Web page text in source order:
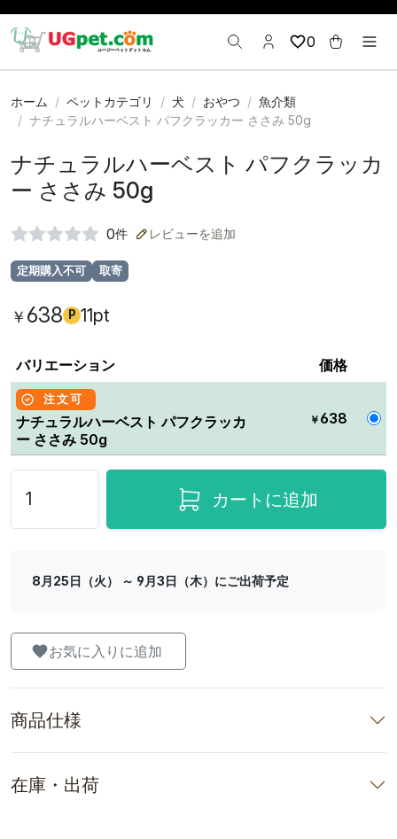
0
ホーム ペットカテゴリ 犬 おやつ
魚介類
ナチュラルハーベスト パフクラッカー ささみ 50g
ナチュラルハーベスト パフクラッカ
ー ささみ 50g
0件 レビューを追加
定期購入不可 取寄
￥ 638 P 11pt
バリエーション 価格
注文可
ナチュラルハーベスト パフクラッカ
ー ささみ 50g
￥ 638
カートに追加
8月25日（火） ～ 9月3日（木）にご出荷予定
お気に入りに追加
商品仕様
在庫・出荷